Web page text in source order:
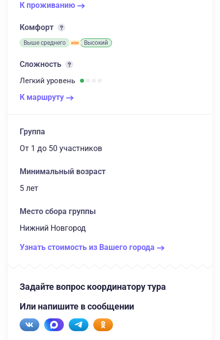
К проживанию
Комфорт
Выше среднего Высокий
Сложность
Легкий уровень
К маршруту
Группа
От 1 до 50 участников
Минимальный возраст
5 лет
Место сбора группы
Нижний Новгород
Узнать стоимость из Вашего города
Задайте вопрос координатору тура
Или напишите в сообщении